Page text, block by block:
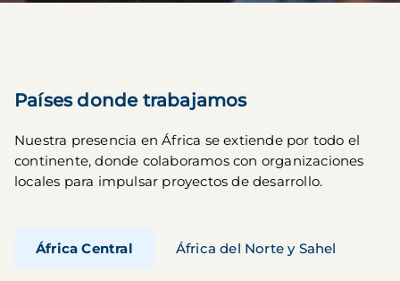
Países donde trabajamos
Nuestra presencia en África se extiende por todo el
continente, donde colaboramos con organizaciones
locales para impulsar proyectos de desarrollo.
África Central África del Norte y Sahel